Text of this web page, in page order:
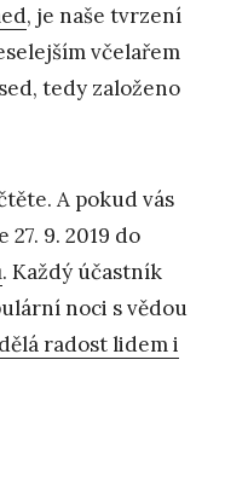
, je naše tvrzení
včelařem
tedy založeno
A pokud vás
9. 2019 do
. Každý účastník
noci s vědou
radost lidem i